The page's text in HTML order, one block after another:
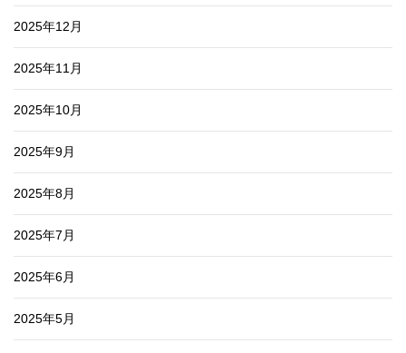
2025年12月
2025年11月
2025年10月
2025年9月
2025年8月
2025年7月
2025年6月
2025年5月